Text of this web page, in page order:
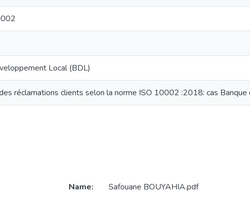
Local (BDL)
réclamations clients selon la norme ISO 10002 :2018: cas
Name:
Safouane BOUYAHIA.pdf